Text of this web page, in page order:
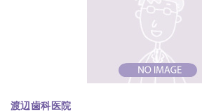
渡辺歯科医院